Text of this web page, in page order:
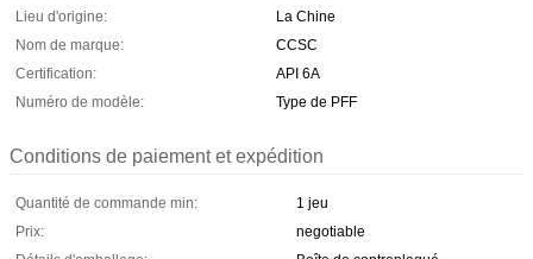
Lieu d'origine:
La Chine
Nom de marque:
CCSC
Certification:
API 6A
Numéro de modèle:
Type de PFF
Conditions de paiement et expédition
Quantité de commande min:
1 jeu
Prix:
negotiable